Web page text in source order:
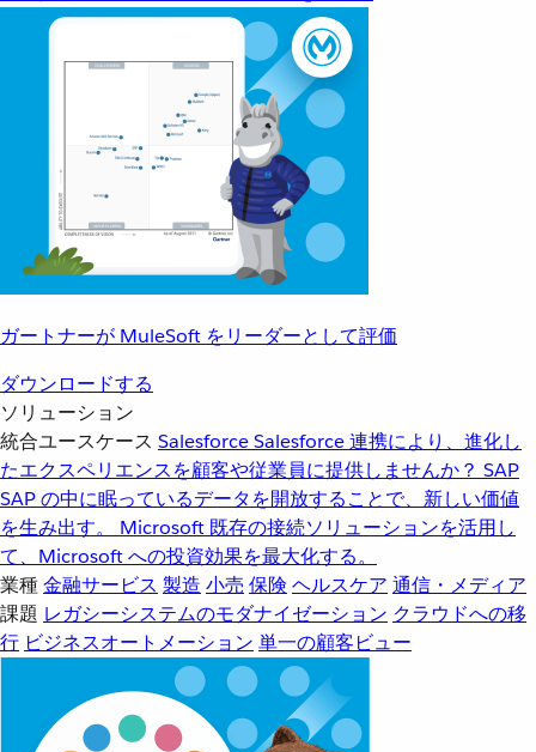
ガートナーが MuleSoft をリーダーとして評価
ダウンロードする
ソリューション
統合ユースケース SalesforceSalesforce 連携により、進化し
たエクスペリエンスを顧客や従業員に提供しませんか？ SAP
SAP の中に眠っているデータを開放することで、新しい価値
を生み出す。
Microsoft 既存の接続ソリューションを活用し
て、Microsoft への投資効果を最大化する。
業種金融サービス 製造 小売 保険 ヘルスケア 通信・メディア
課題 レガシーシステムのモダナイゼーション クラウドへの移
行 ビジネスオートメーション 単一の顧客ビュー